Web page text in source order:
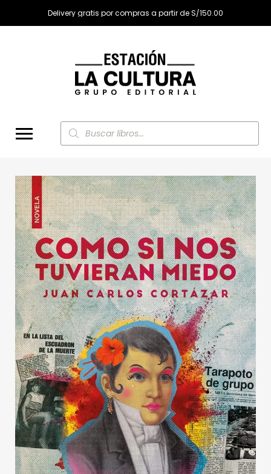
Delivery gratis por compras a partir de S/150.00
Búsqueda
de
productos